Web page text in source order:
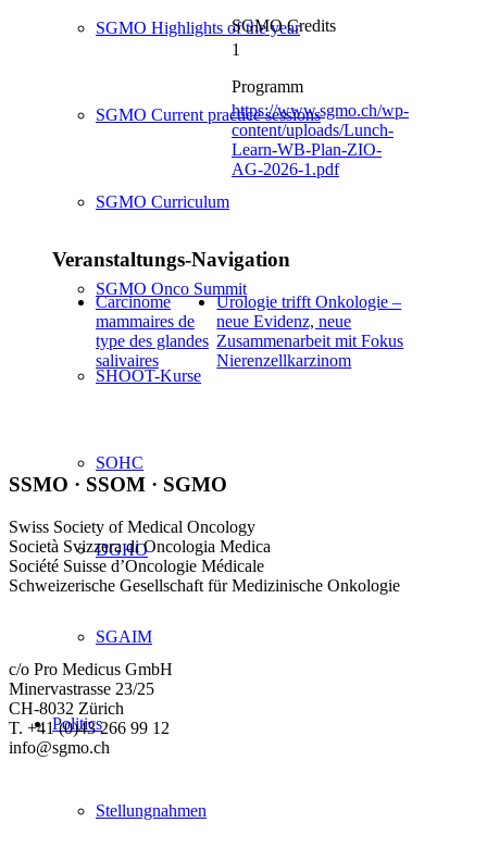
SGMO Highlights of the year
SGMO Current practice sessions
SGMO Curriculum
SGMO Onco Summit
SHOOT-Kurse
SOHC
DGHO
SGAIM
Politics
Stellungnahmen
SGMO Credits
1
Programm
https://www.sgmo.ch/wp-
content/uploads/Lunch-
Learn-WB-Plan-ZIO-
AG-2026-1.pdf
Veranstaltungs-Navigation
Carcinome
mammaires de
type des glandes
salivaires
Urologie trifft Onkologie –
neue Evidenz, neue
Zusammenarbeit mit Fokus
Nierenzellkarzinom
SSMO · SSOM · SGMO
Swiss Society of Medical Oncology
Società Svizzera di Oncologia Medica
Société Suisse d’Oncologie Médicale
Schweizerische Gesellschaft für Medizinische Onkologie
c/o Pro Medicus GmbH
Minervastrasse 23/25
CH-8032 Zürich
T. +41 (0)43 266 99 12
info@sgmo.ch